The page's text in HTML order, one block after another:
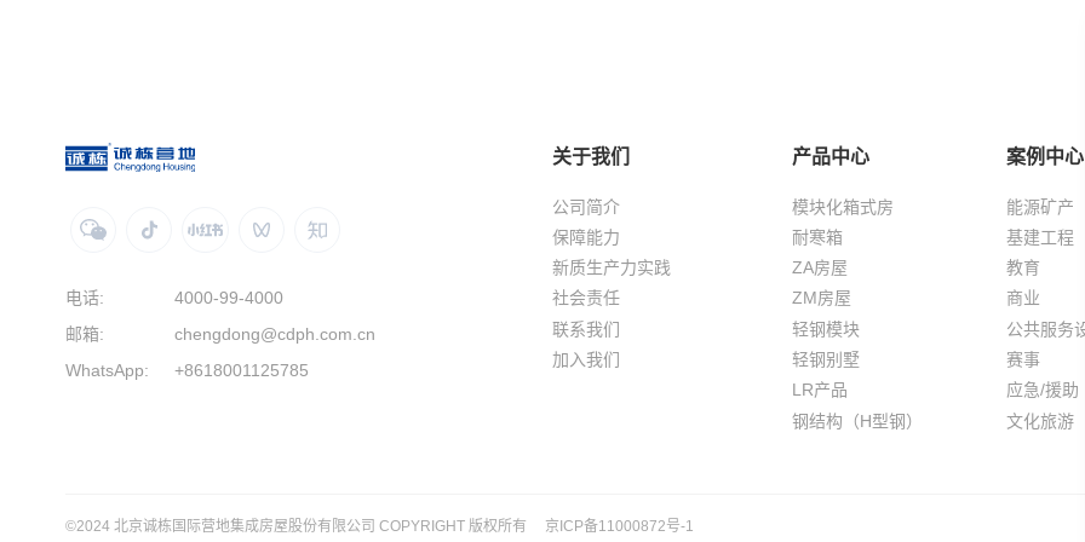
电话:
4000-99-4000
邮箱:
chengdong@cdph.com.cn
WhatsApp:
+8618001125785
关于我们
公司简介
保障能力
新质生产力实践
社会责任
联系我们
加入我们
产品中心
模块化箱式房
耐寒箱
ZA房屋
ZM房屋
轻钢模块
轻钢别墅
LR产品
钢结构（H型钢）
案例中心
能源矿产
基建工程
教育
商业
公共服务
赛事
应急/援助
文化旅游
©2024 北京诚栋国际营地集成房屋股份有限公司 COPYRIGHT 版权所有 京ICP备11000872号-1